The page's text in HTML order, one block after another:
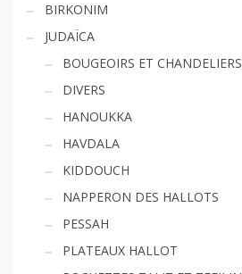
BIRKONIM
JUDAÏCA
BOUGEOIRS ET CHANDELIERS
DIVERS
HANOUKKA
HAVDALA
KIDDOUCH
NAPPERON DES HALLOTS
PESSAH
PLATEAUX HALLOT